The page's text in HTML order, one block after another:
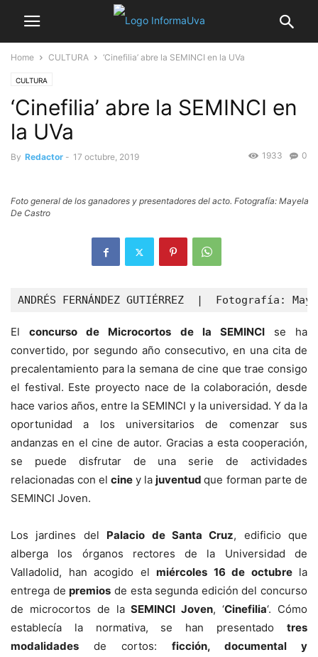
Home CULTURA ‘Cinefilia’ abre la SEMINCI en la UVa
CULTURA
‘Cinefilia’ abre la SEMINCI en
la UVa
By Redactor - 17 octubre, 2019 0
1933
Foto general de los ganadores y presentadores del acto. Fotografía: Mayela
De Castro
ANDRÉS FERNÁNDEZ GUTIÉRREZ  |  Fotografía:
Elconcurso de Microcortos de la SEMINCIse ha
convertido, por segundo año consecutivo, en una cita de
precalentamiento para la semana de cine que trae consigo
el festival. Este proyecto nace de la colaboración, desde
hace varios años, entre la SEMINCI y la universidad. Y da la
oportunidad a los universitarios de comenzar sus
andanzas en el cine de autor. Gracias a esta cooperación,
se puede disfrutar de una serie de actividades
relacionadas con el ciney lajuventudque forman parte de
SEMINCI Joven.
Los jardines del Palacio de Santa Cruz, edificio que
alberga los órganos rectores de la Universidad de
Valladolid, han acogido el miércoles 16 de octubrela
entrega depremios de esta segunda edición del concurso
de microcortos de laSEMINCI Joven, ‘Cinefilia‘. Cómo
establecía la normativa, se han presentado tres
modalidades de cortos: ficción, documental y